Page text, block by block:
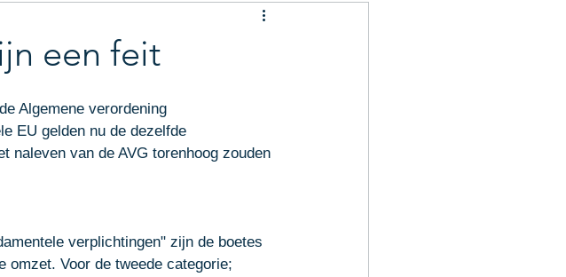
een feit
Algemene verordening
EU gelden nu de dezelfde
naleven van de AVG torenhoog zouden
verplichtingen" zijn de boetes
omzet. Voor de tweede categorie;